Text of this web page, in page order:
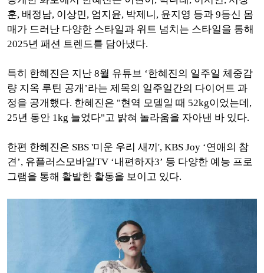
훈, 배정남, 이상민, 엄지윤, 박제니, 윤지영 등과 9등신 몸
매가 드러난 다양한 스타일과 위트 넘치는 스타일을 통해
2025년 패션 트렌드를 담아냈다.
특히 한혜진은 지난 8월 유튜브 ‘한혜진의 일주일 체중감
량 지옥 루틴 공개’라는 제목의 일주일간의 다이어트 과
정을 공개했다. 한혜진은 "현역 모델일 때 52kg이었는데,
25년 동안 1kg 늘었다"고 밝혀 놀라움을 자아낸 바 있다.
한편 한혜진은 SBS '미운 우리 새끼', KBS Joy ‘연애의 참
견’, 유플러스모바일TV ‘내편하자3’ 등 다양한 예능 프로
그램을 통해 활발한 활동을 보이고 있다.